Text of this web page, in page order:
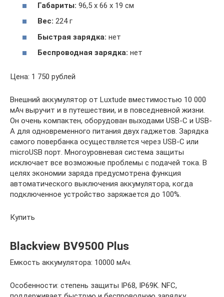
Габариты: 96,5 х 66 х 19 см
Вес: 224 г
Быстрая зарядка: нет
Беспроводная зарядка: нет
Цена: 1 750 рублей
Внешний аккумулятор от Luxtude вместимостью 10 000
мАч выручит и в путешествии, и в повседневной жизни.
Он очень компактен, оборудован выходами USB-C и USB-
A для одновременного питания двух гаджетов. Зарядка
самого повербанка осуществляется через USB-C или
microUSB порт. Многоуровневая система защиты
исключает все возможные проблемы с подачей тока. В
целях экономии заряда предусмотрена функция
автоматического выключения аккумулятора, когда
подключенное устройство заряжается до 100%.
Купить
Blackview BV9500 Plus
Емкость аккумулятора: 10000 мАч.
Особенности: степень защиты IP68, IP69K. NFC,